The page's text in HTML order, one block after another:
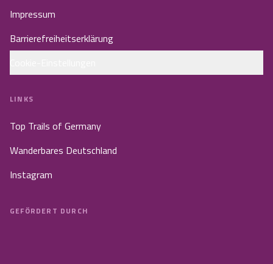
Impressum
Barrierefreiheitserklärung
LINKS
Top Trails of Germany
Wanderbares Deutschland
Instagram
GEFÖRDERT DURCH